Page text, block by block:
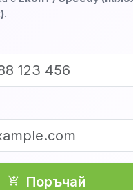
.
shopping_cart_checkout Поръчай